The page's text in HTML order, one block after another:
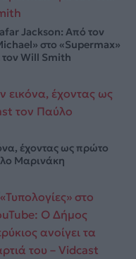
Jackson: Από τον
στο «Supermax»
τον Will Smith
έχοντας ως πρώτο
Μαρινάκη